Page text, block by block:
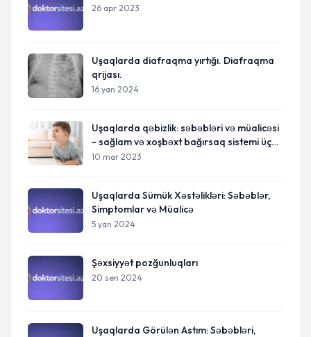
26 apr 2023
Uşaqlarda diafraqma yırtığı. Diafraqma
qrijası.
16 yan 2024
Uşaqlarda qəbizlik: səbəbləri və müalicəsi
- sağlam və xoşbəxt bağırsaq sistemi üçün
tövsiyələr
10 mar 2023
Uşaqlarda Sümük Xəstəlikləri: Səbəblər,
Simptomlar və Müalicə
5 yan 2024
Şəxsiyyət pozğunluqları
20 sen 2024
Uşaqlarda Görülən Astım: Səbəbləri,